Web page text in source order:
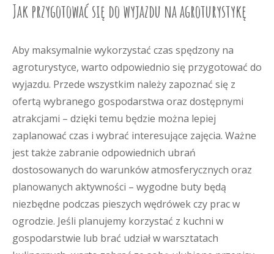
Jak przygotować się do wyjazdu na agroturystykę
Aby maksymalnie wykorzystać czas spędzony na
agroturystyce, warto odpowiednio się przygotować do
wyjazdu. Przede wszystkim należy zapoznać się z
ofertą wybranego gospodarstwa oraz dostępnymi
atrakcjami – dzięki temu będzie można lepiej
zaplanować czas i wybrać interesujące zajęcia. Ważne
jest także zabranie odpowiednich ubrań
dostosowanych do warunków atmosferycznych oraz
planowanych aktywności – wygodne buty będą
niezbędne podczas pieszych wędrówek czy prac w
ogrodzie. Jeśli planujemy korzystać z kuchni w
gospodarstwie lub brać udział w warsztatach